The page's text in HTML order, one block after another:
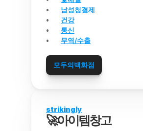
남성청결제
건강
통신
무역/수출
모두의백화점
strikingly
🚀아이템창고